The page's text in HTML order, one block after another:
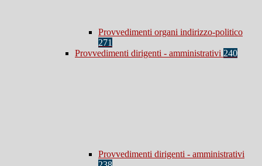
Provvedimenti organi indirizzo-politico
271
Provvedimenti dirigenti - amministrativi 240
Provvedimenti dirigenti - amministrativi